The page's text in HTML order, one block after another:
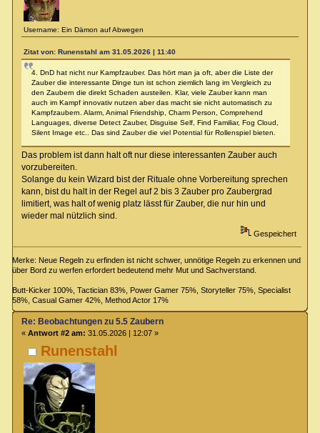
Username: Ein Dämon auf Abwegen
Zitat von: Runenstahl am 31.05.2026 | 11:40
4. DnD hat nicht nur Kampfzauber. Das hört man ja oft, aber die Liste der
Zauber die interessante Dinge tun ist schon ziemlich lang im Vergleich zu
den Zaubern die direkt Schaden austeilen. Klar, viele Zauber kann man
auch im Kampf innovativ nutzen aber das macht sie nicht automatisch zu
Kampfzaubern. Alarm, Animal Friendship, Charm Person, Comprehend
Languages, diverse Detect Zauber, Disguise Self, Find Familiar, Fog Cloud,
Silent Image etc.. Das sind Zauber die viel Potential für Rollenspiel bieten.
Das problem ist dann halt oft nur diese interessanten Zauber auch
vorzubereiten.
Solange du kein Wizard bist der Rituale ohne Vorbereitung sprechen
kann, bist du halt in der Regel auf 2 bis 3 Zauber pro Zaubergrad
limitiert, was halt of wenig platz lässt für Zauber, die nur hin und
wieder mal nützlich sind.
Gespeichert
Merke: Neue Regeln zu erfinden ist nicht schwer, unnötige Regeln zu erkennen und
über Bord zu werfen erfordert bedeutend mehr Mut und Sachverstand.
Butt-Kicker 100%, Tactician 83%, Power Gamer 75%, Storyteller 75%, Specialist
58%, Casual Gamer 42%, Method Actor 17%
Runenstahl
Re: Beobachtungen zu 5.5 Zaubern
« Antwort #2 am: 31.05.2026 | 12:07 »